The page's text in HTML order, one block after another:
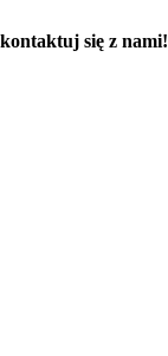
się z nami!